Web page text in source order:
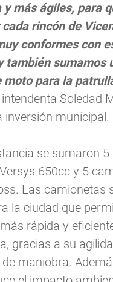
y más ágiles, para
rincón de
conformes con
también sumamos
moto para la
Soledad
inversión municipal.
se sumaron
650cc y 5
Las camionetas
la ciudad que
rápida y
gracias a su
maniobra.